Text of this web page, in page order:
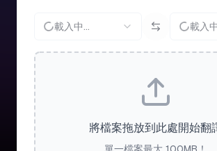
載入中... 載入
將檔案拖放到此處開始翻